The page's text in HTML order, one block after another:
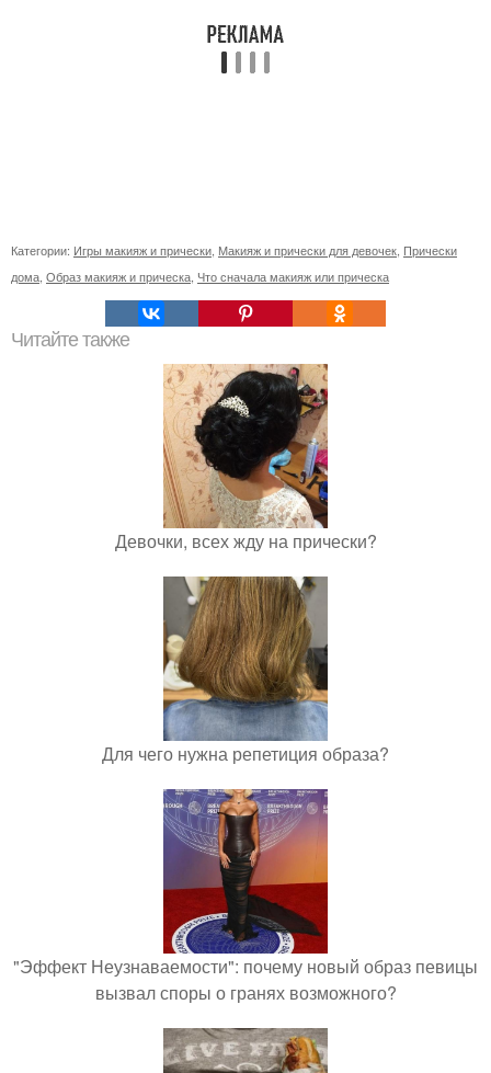
Категории: Игры макияж и прически, Макияж и прически для девочек, Прически
дома, Образ макияж и прическа, Что сначала макияж или прическа
Читайте также
Девочки, всех жду на прически?
Для чего нужна репетиция образа?
"Эффект Неузнаваемости": почему новый образ певицы
вызвал споры о гранях возможного?